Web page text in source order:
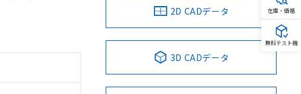
2D CADデータ
3D CADデータ
在庫・価格
無料テスト機